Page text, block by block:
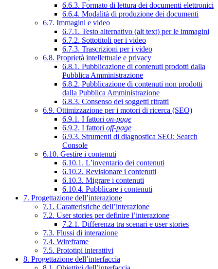
6.6.3. Formato di lettura dei documenti elettronici
6.6.4. Modalità di produzione dei documenti
6.7. Immagini e video
6.7.1. Testo alternativo (alt text) per le immagini
6.7.2. Sottotitoli per i video
6.7.3. Trascrizioni per i video
6.8. Proprietà intellettuale e privacy
6.8.1. Pubblicazione di contenuti prodotti dalla
Pubblica Amministrazione
6.8.2. Pubblicazione di contenuti non prodotti
dalla Pubblica Amministrazione
6.8.3. Consenso dei soggetti ritratti
6.9. Ottimizzazione per i motori di ricerca (SEO)
6.9.1. I fattori on-page
6.9.2. I fattori off-page
6.9.3. Strumenti di diagnostica SEO: Search
Console
6.10. Gestire i contenuti
6.10.1. L’inventario dei contenuti
6.10.2. Revisionare i contenuti
6.10.3. Migrare i contenuti
6.10.4. Pubblicare i contenuti
7. Progettazione dell’interazione
7.1. Caratteristiche dell’interazione
7.2. User stories per definire l’interazione
7.2.1. Differenza tra scenari e user stories
7.3. Flussi di interazione
7.4. Wireframe
7.5. Prototipi interattivi
8. Progettazione dell’interfaccia